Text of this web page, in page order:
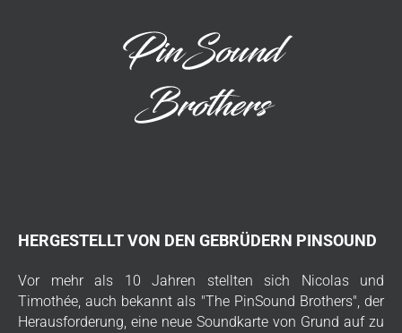
HERGESTELLT VON DEN GEBRÜDERN PINSOUND
Vor mehr als 10 Jahren stellten sich Nicolas und
Timothée, auch bekannt als "The PinSound Brothers", der
Herausforderung, eine neue Soundkarte von Grund auf zu